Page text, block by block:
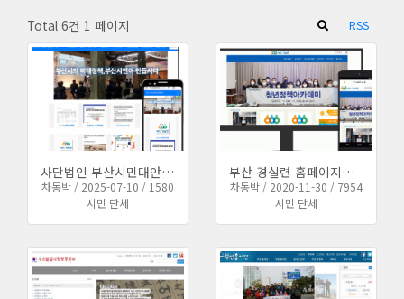
Total 6건 1 페이지 RSS
사단법인 부산시민대안정책 연구소 홈페이지 신규 구축
차동박 / 2025-07-10 / 1580
시민 단체
부산 경실련 홈페이지를 반응형으로 리뉴얼하였습니다.
차동박 / 2020-11-30 / 7954
시민 단체